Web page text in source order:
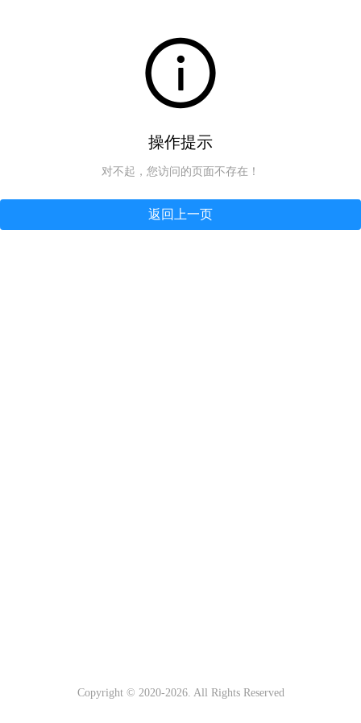
操作提示
对不起，您访问的页面不存在！
返回上一页
Copyright © 2020-2026. All Rights Reserved